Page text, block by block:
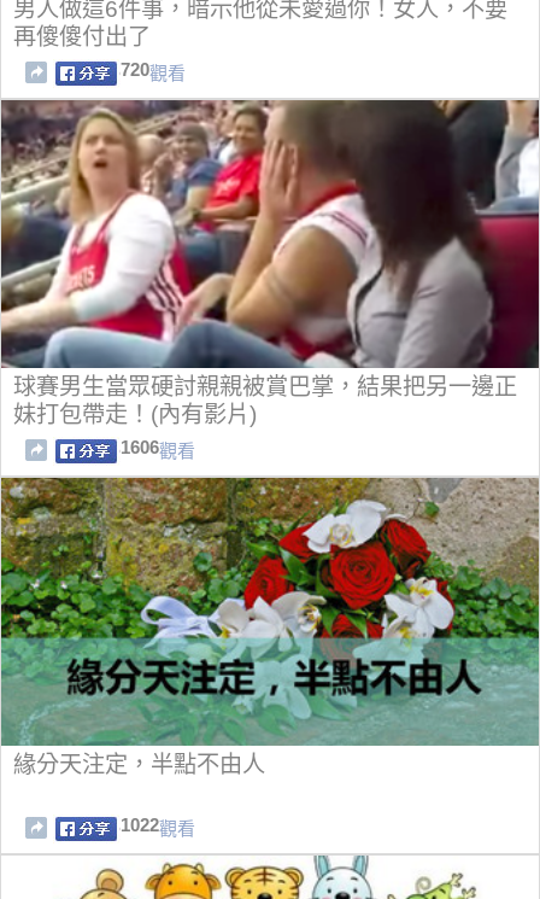
男人做這6件事，暗示他從未愛過你！女人，不要
再傻傻付出了
720觀看
球賽男生當眾硬討親親被賞巴掌，結果把另一邊正
妹打包帶走！(內有影片)
1606觀看
緣分天注定，半點不由人
1022觀看